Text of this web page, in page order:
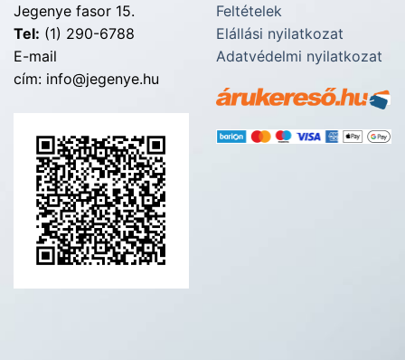
Jegenye fasor 15.
Tel: (1) 290-6788
E-mail
cím: info@jegenye.hu
Feltételek
Elállási nyilatkozat
Adatvédelmi nyilatkozat